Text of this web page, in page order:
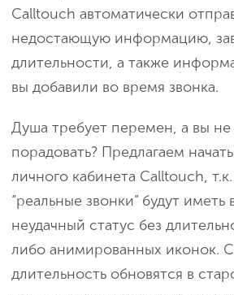
Calltouch автоматически
недостающую информацию,
длительности, а также
вы добавили во время звонка.
Душа требует перемен, а вы не
порадовать? Предлагаем
личного кабинета Calltouch,
“реальные звонки” будут
неудачный статус без
либо анимированных иконок.
длительность обновятся в